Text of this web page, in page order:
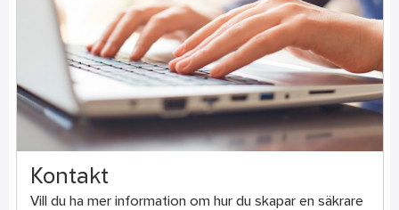
Kontakt
Vill du ha mer information om hur du skapar en säkrare